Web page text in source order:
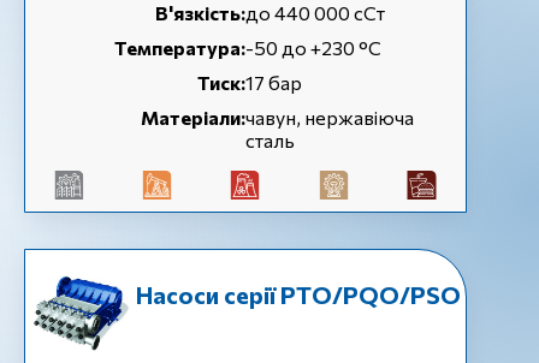
В'язкість:до 440 000 сСт
Температура:-50 до +230 °C
Тиск:17 бар
Матеріали:чавун, нержавіюча
сталь
Насоси серії PTO/PQO/PSO